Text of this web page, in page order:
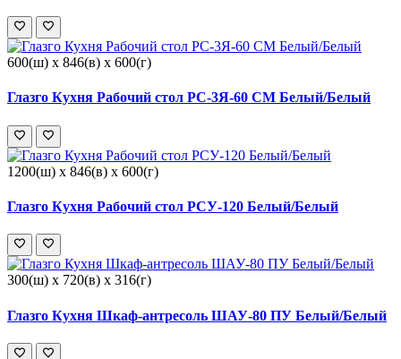
600(ш) x 846(в) x 600(г)
Глазго Кухня Рабочий стол РС-3Я-60 СМ Белый/Белый
1200(ш) x 846(в) x 600(г)
Глазго Кухня Рабочий стол РСУ-120 Белый/Белый
300(ш) x 720(в) x 316(г)
Глазго Кухня Шкаф-антресоль ШАУ-80 ПУ Белый/Белый